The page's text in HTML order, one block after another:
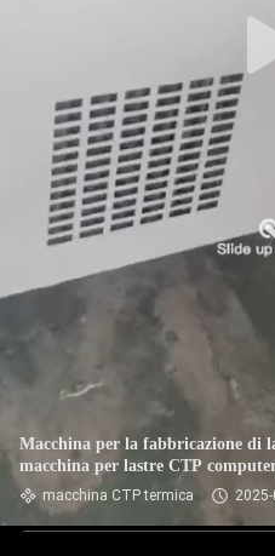
Macchina per la fabbricazione di
macchina per lastre CTP
macchina CTP termica